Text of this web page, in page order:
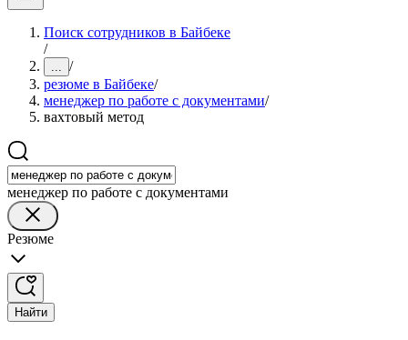
Поиск сотрудников в Байбеке
/
... /
резюме в Байбеке/
менеджер по работе с документами/
вахтовый метод
менеджер по работе с документами
Резюме
Найти